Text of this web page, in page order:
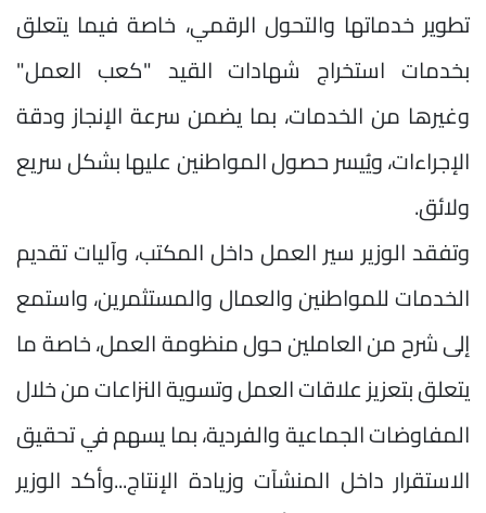
تطوير خدماتها والتحول الرقمي، خاصة فيما يتعلق
بخدمات استخراج شهادات القيد "كعب العمل"
وغيرها من الخدمات، بما يضمن سرعة الإنجاز ودقة
الإجراءات، ويُيسر حصول المواطنين عليها بشكل سريع
ولائق.
وتفقد الوزير سير العمل داخل المكتب، وآليات تقديم
الخدمات للمواطنين والعمال والمستثمرين، واستمع
إلى شرح من العاملين حول منظومة العمل، خاصة ما
يتعلق بتعزيز علاقات العمل وتسوية النزاعات من خلال
المفاوضات الجماعية والفردية، بما يسهم في تحقيق
الاستقرار داخل المنشآت وزيادة الإنتاج...وأكد الوزير